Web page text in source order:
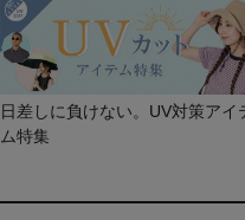
日差しに負けない。UV対策アイ
ム特集